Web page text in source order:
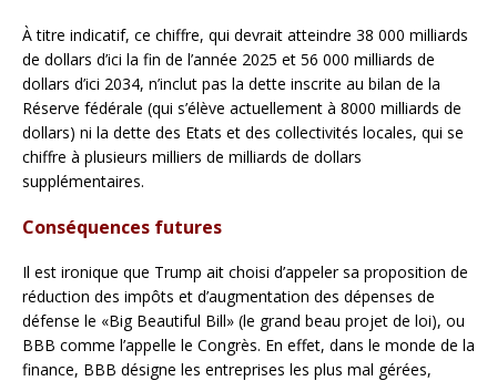
À titre indicatif, ce chiffre, qui devrait atteindre 38 000 milliards
de dollars d’ici la fin de l’année 2025 et 56 000 milliards de
dollars d’ici 2034, n’inclut pas la dette inscrite au bilan de la
Réserve fédérale (qui s’élève actuellement à 8000 milliards de
dollars) ni la dette des Etats et des collectivités locales, qui se
chiffre à plusieurs milliers de milliards de dollars
supplémentaires.
Conséquences futures
Il est ironique que Trump ait choisi d’appeler sa proposition de
réduction des impôts et d’augmentation des dépenses de
défense le «Big Beautiful Bill» (le grand beau projet de loi), ou
BBB comme l’appelle le Congrès. En effet, dans le monde de la
finance, BBB désigne les entreprises les plus mal gérées,